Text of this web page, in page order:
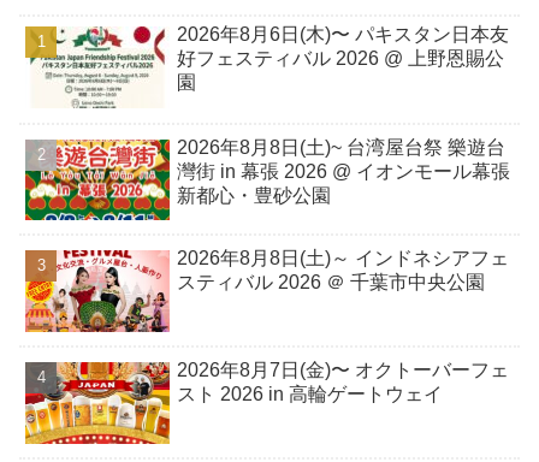
2026年8月6日(木)〜 パキスタン日本友
好フェスティバル 2026 @ 上野恩賜公
園
2026年8月8日(土)~ 台湾屋台祭 樂遊台
灣街 in 幕張 2026 @ イオンモール幕張
新都心・豊砂公園
2026年8月8日(土)～ インドネシアフェ
スティバル 2026 ＠ 千葉市中央公園
2026年8月7日(金)〜 オクトーバーフェ
スト 2026 in 高輪ゲートウェイ